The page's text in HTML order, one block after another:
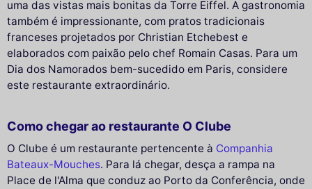
uma das vistas mais bonitas da Torre Eiffel. A gastronomia
também é impressionante, com pratos tradicionais
franceses projetados por Christian Etchebest e
elaborados com paixão pelo chef Romain Casas. Para um
Dia dos Namorados bem-sucedido em Paris, considere
este restaurante extraordinário.
Como chegar ao restaurante O Clube
O Clube é um restaurante pertencente à Companhia
Bateaux-Mouches. Para lá chegar, desça a rampa na
Place de l'Alma que conduz ao Porto da Conferência, onde